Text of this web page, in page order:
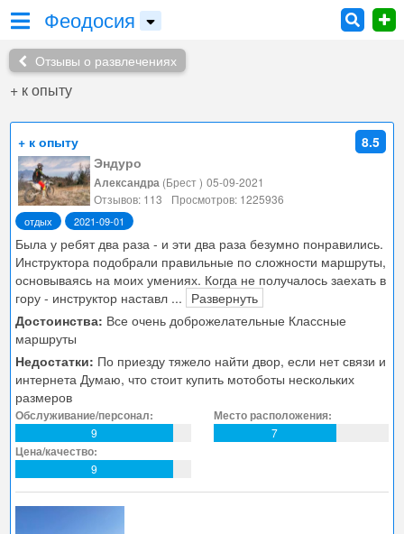
Феодосия
Отзывы о развлечениях
+ к опыту
+ к опыту
8.5
Эндуро
Александра (Брест ) 05-09-2021
Отзывов: 113
Просмотров: 1225936
отдых 2021-09-01
Была у ребят два раза - и эти два раза безумно понравились.
Инструктора подобрали правильные по сложности маршруты,
основываясь на моих умениях. Когда не получалось заехать в
гору - инструктор наставл ... Развернуть
Достоинства: Все очень доброжелательные Классные
маршруты
Недостатки: По приезду тяжело найти двор, если нет связи и
интернета Думаю, что стоит купить мотоботы нескольких
размеров
Обслуживание/персонал:
9
Место расположения:
7
Цена/качество:
9